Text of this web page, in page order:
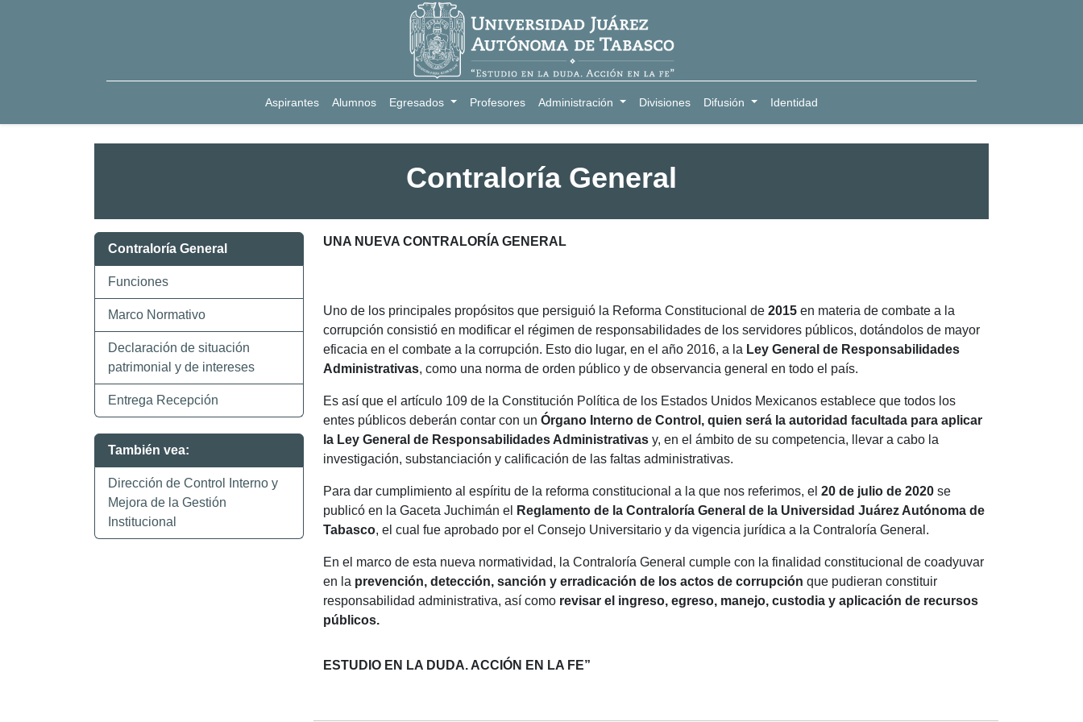
Aspirantes Alumnos Egresados Profesores Administración Divisiones Difusión Identidad
Contraloría General
Contraloría General
Funciones
Marco Normativo
Declaración de situación
patrimonial y de intereses
Entrega Recepción
También vea:
Dirección de Control Interno y
Mejora de la Gestión
Institucional
UNA NUEVA CONTRALORÍA GENERAL
Uno de los principales propósitos que persiguió la Reforma Constitucional de 2015en materia de combate a la
corrupción consistió en modificar el régimen de responsabilidades de los servidores públicos, dotándolos de mayor
eficacia en el combate a la corrupción. Esto dio lugar, en el año 2016, a la Ley General de Responsabilidades
Administrativas, como una norma de orden público y de observancia general en todo el país.
Es así que el artículo 109 de la Constitución Política de los Estados Unidos Mexicanos establece que todos los
entes públicos deberán contar con un Órgano Interno de Control, quien será la autoridad facultada para aplicar
la Ley General de Responsabilidades Administrativasy, en el ámbito de su competencia, llevar a cabo la
investigación, substanciación y calificación de las faltas administrativas.
Para dar cumplimiento al espíritu de la reforma constitucional a la que nos referimos, el 20 de julio de 2020se
publicó en la Gaceta Juchimán el
Reglamento de la Contraloría General de la Universidad Juárez Autónoma de
Tabasco, el cual fue aprobado por el Consejo Universitario y da vigencia jurídica a la Contraloría General.
En el marco de esta nueva normatividad, la Contraloría General cumple con la finalidad constitucional de coadyuvar
en la prevención, detección, sanción y erradicación de los actos de corrupción que pudieran constituir
responsabilidad administrativa, así como revisar el ingreso, egreso, manejo, custodia y aplicación de recursos
públicos.
ESTUDIO EN LA DUDA. ACCIÓN EN LA FE”